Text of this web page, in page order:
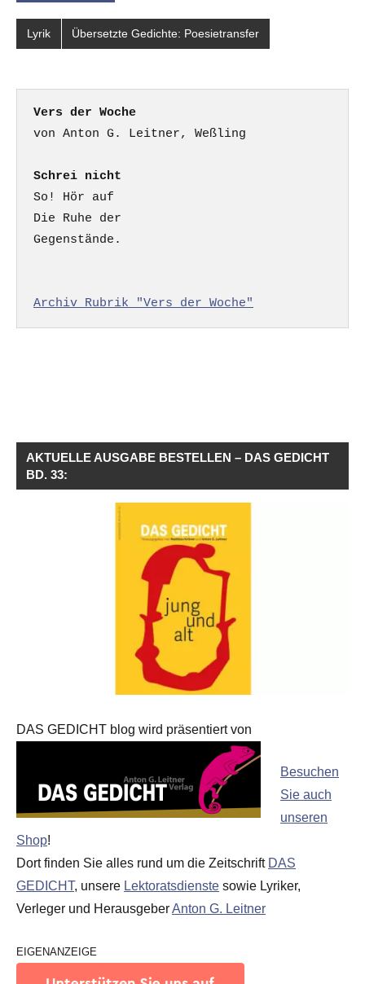
Lyrik Übersetzte Gedichte: Poesietransfer
Vers der Woche
Schrei nicht
So! Hör auf
Die Ruhe der
Gegenstände.
Archiv Rubrik "Vers der Woche"
AKTUELLE AUSGABE BESTELLEN – DAS GEDICHT
BD. 33:
DAS GEDICHT blog wird präsentiert von
Besuchen
Sie auch
unseren
Shop!
Dort finden Sie alles rund um die Zeitschrift DAS
GEDICHT, unsere Lektoratsdienste sowie Lyriker,
Verleger und HerausgeberAnton G. Leitner
EIGENANZEIGE